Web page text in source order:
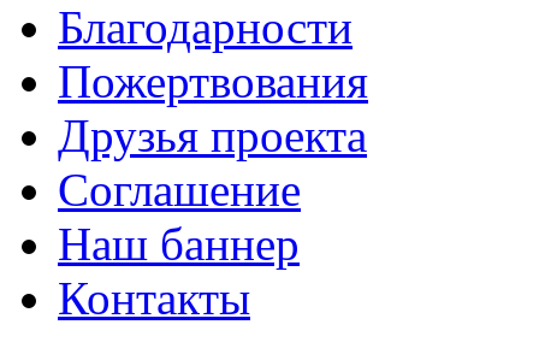
Благодарности
Пожертвования
Друзья проекта
Соглашение
Наш баннер
Контакты